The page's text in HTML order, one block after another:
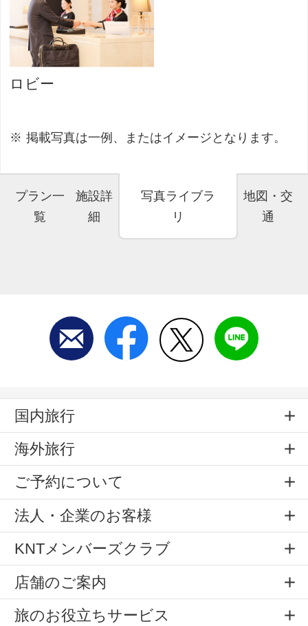
ロビー
掲載写真は一例、またはイメージとなります。
プラン一
覧
施設詳
細
写真ライブラ
リ
地図・交
通
国内旅行
海外旅行
ご予約について
法人・企業のお客様
KNTメンバーズクラブ
店舗のご案内
旅のお役立ちサービス